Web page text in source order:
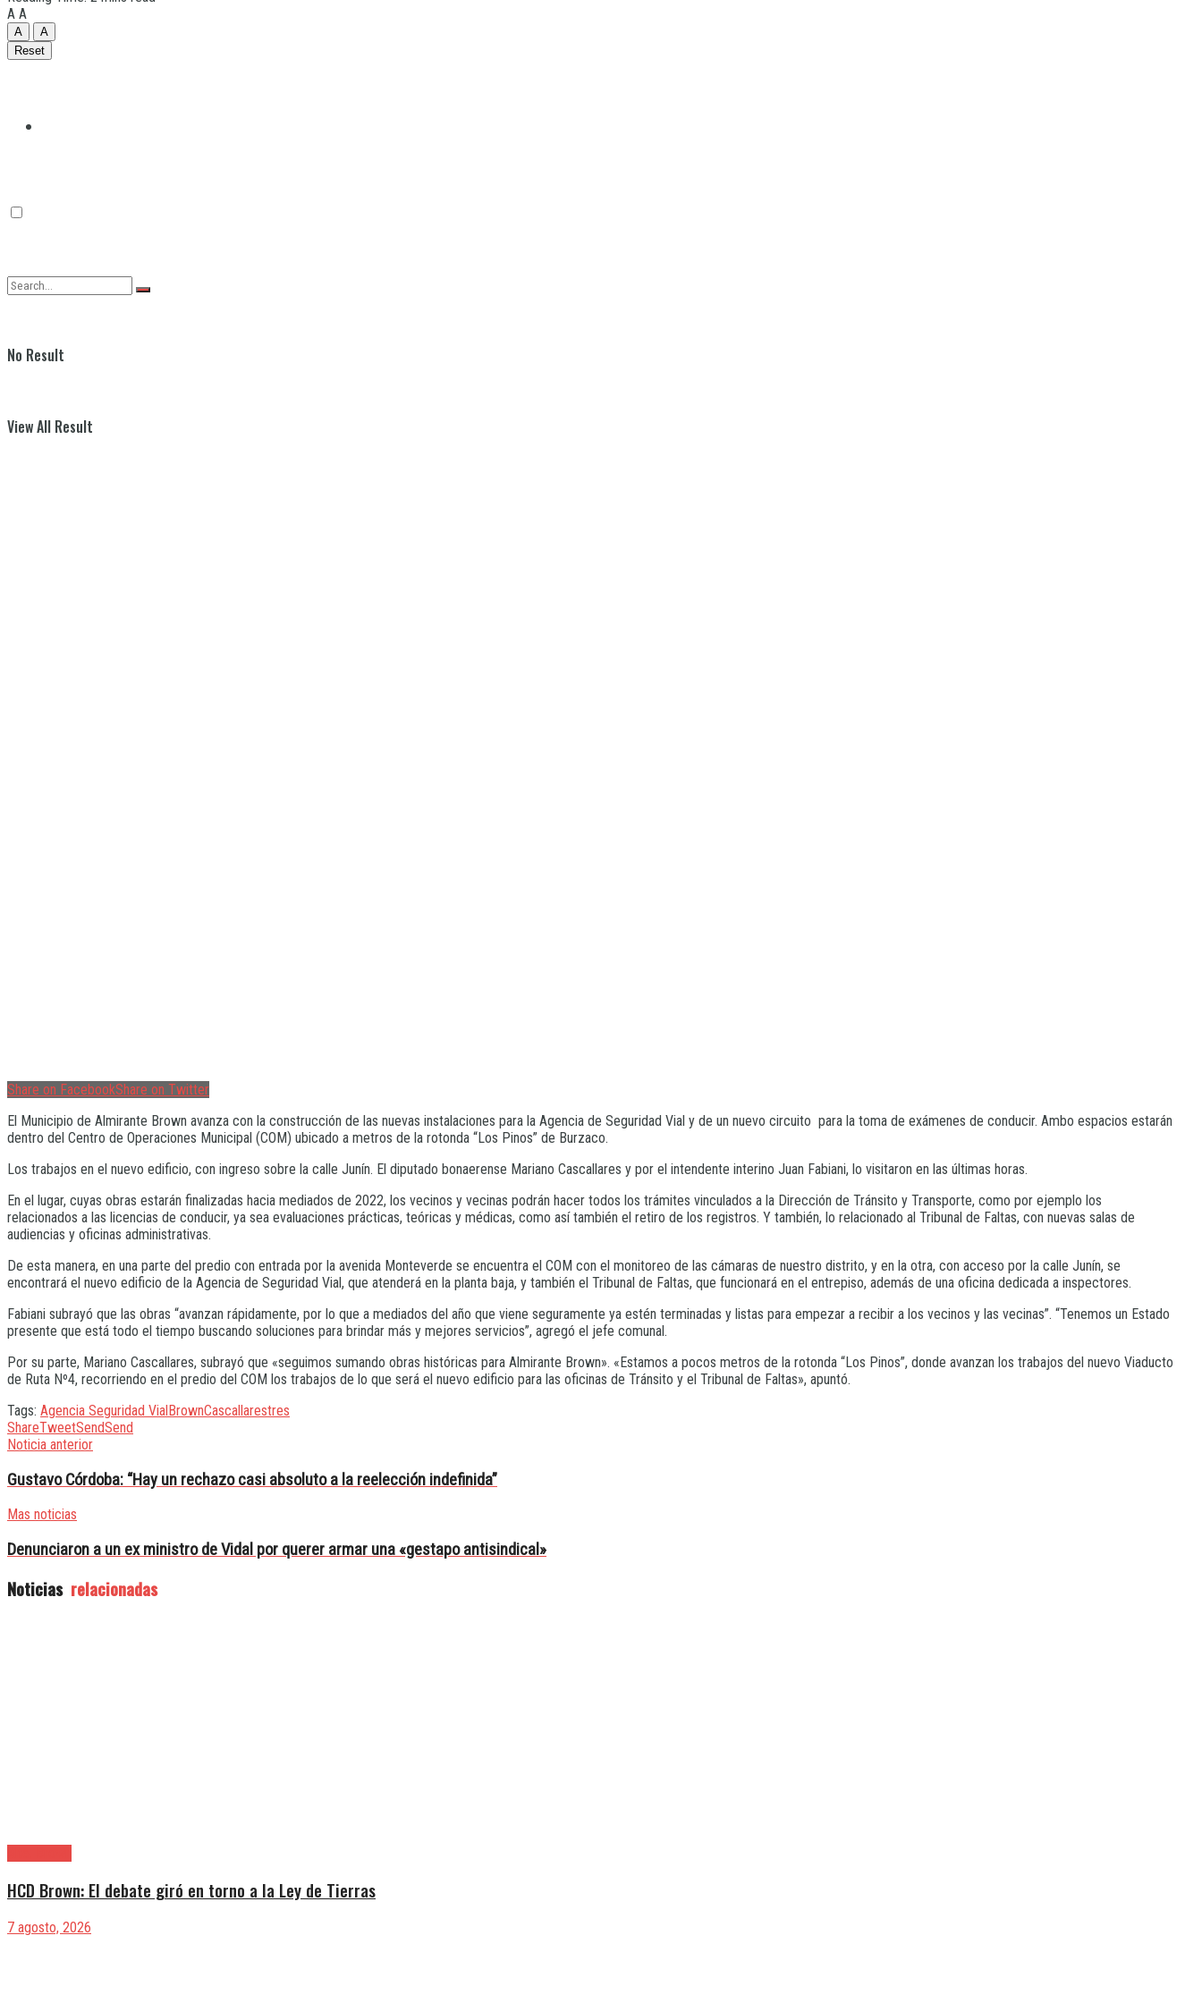
Quilmes
No Result
View All Result
A A
A
A
Reset
Share on FacebookShare on Twitter
El Municipio de Almirante Brown avanza con la construcción de las nuevas instalaciones para la Agencia de Seguridad Vial y de un nuevo circuito para la toma de exámenes de conducir. Ambo espacios estarán
dentro del Centro de Operaciones Municipal (COM) ubicado a metros de la rotonda “Los Pinos” de Burzaco.
Los trabajos en el nuevo edificio, con ingreso sobre la calle Junín. El diputado bonaerense Mariano Cascallares y por el intendente interino Juan Fabiani, lo visitaron en las últimas horas.
En el lugar, cuyas obras estarán finalizadas hacia mediados de 2022, los vecinos y vecinas podrán hacer todos los trámites vinculados a la Dirección de Tránsito y Transporte, como por ejemplo los
relacionados a las licencias de conducir, ya sea evaluaciones prácticas, teóricas y médicas, como así también el retiro de los registros. Y también, lo relacionado al Tribunal de Faltas, con nuevas salas de
audiencias y oficinas administrativas.
De esta manera, en una parte del predio con entrada por la avenida Monteverde se encuentra el COM con el monitoreo de las cámaras de nuestro distrito, y en la otra, con acceso por la calle Junín, se
encontrará el nuevo edificio de la Agencia de Seguridad Vial, que atenderá en la planta baja, y también el Tribunal de Faltas, que funcionará en el entrepiso, además de una oficina dedicada a inspectores.
Fabiani subrayó que las obras “avanzan rápidamente, por lo que a mediados del año que viene seguramente ya estén terminadas y listas para empezar a recibir a los vecinos y las vecinas”. “Tenemos un Estado
presente que está todo el tiempo buscando soluciones para brindar más y mejores servicios”, agregó el jefe comunal.
Por su parte, Mariano Cascallares, subrayó que «seguimos sumando obras históricas para Almirante Brown». «Estamos a pocos metros de la rotonda “Los Pinos”, donde avanzan los trabajos del nuevo Viaducto
de Ruta Nº4, recorriendo en el predio del COM los trabajos de lo que será el nuevo edificio para las oficinas de Tránsito y el Tribunal de Faltas», apuntó.
Tags: Agencia Seguridad VialBrownCascallarestres
ShareTweetSendSend
Noticia anterior
Gustavo Córdoba: “Hay un rechazo casi absoluto a la reelección indefinida”
Mas noticias
Denunciaron a un ex ministro de Vidal por querer armar una «gestapo antisindical»
Noticias relacionadas
HCD Brown: El debate giró en torno a la Ley de Tierras
7 agosto, 2026